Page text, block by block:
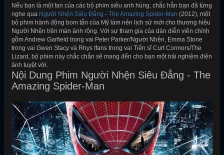
Nếu bạn là một fan của các bộ phim siêu anh hùng, chắc hẳn bạn đã từng
nghe qua Người Nhện Siêu Đẳng - The Amazing Spider-Man (2012), một
bộ phim hành động bom tấn của Mỹ làm nên lịch sử mới cho thương hiệu
Người Nhện trên màn ảnh rộng. Với sự tham gia của dàn diễn viên chính
gồm Andrew Garfield trong vai Peter Parker/Người Nhện, Emma Stone
trong vai Gwen Stacy và Rhys Ifans trong vai Tiến sĩ Curt Connors/The
Lizard, bộ phim này chắc chắn sẽ mang đến cho bạn một trải nghiệm điện
ảnh tuyệt vời.
Nội Dung Phim Người Nhện Siêu Đẳng - The
Amazing Spider-Man